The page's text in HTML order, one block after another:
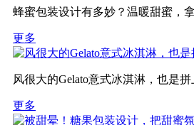
蜂蜜包装设计有多妙？温暖甜蜜，
更多
风很大的Gelato意式冰淇淋，也是拼
更多